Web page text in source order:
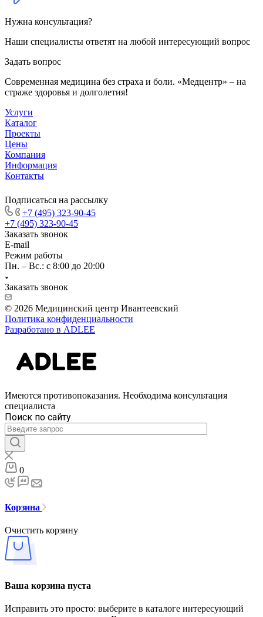
Нужна консультация?
Наши специалисты ответят на любой интересующий вопрос
Задать вопрос
Современная медицина без страха и боли. «Медцентр» – на
страже здоровья и долголетия!
Услуги
Каталог
Проекты
Цены
Компания
Информация
Контакты
Подписаться на рассылку
+7 (495) 323-90-45
+7 (495) 323-90-45
Заказать звонок
E-mail
Режим работы
Пн. – Вс.: с 8:00 до 20:00
Заказать звонок
© 2026 Медицинский центр Ивантеевский
Политика конфиденциальности
Разработано в ADLEE
Имеются противопоказания. Необходима консультация
специалиста
Поиск по сайту
0
Корзина
Очистить корзину
Ваша корзина пуста
Исправить это просто: выберите в каталоге интересующий